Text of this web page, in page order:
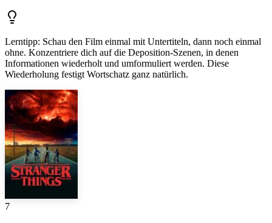
Lerntipp: Schau den Film einmal mit Untertiteln, dann noch einmal
ohne. Konzentriere dich auf die Deposition-Szenen, in denen
Informationen wiederholt und umformuliert werden. Diese
Wiederholung festigt Wortschatz ganz natürlich.
7